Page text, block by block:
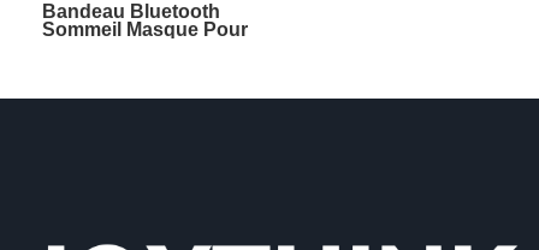
Bandeau Bluetooth
Sommeil Masque Pour